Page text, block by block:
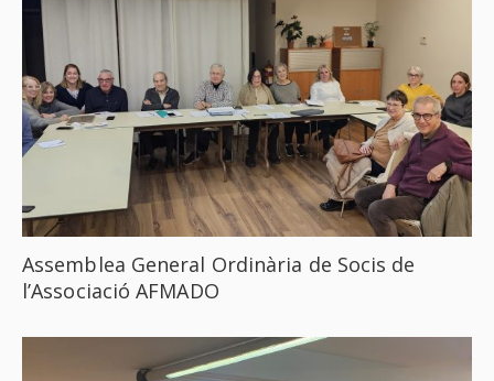
Assemblea General Ordinària de Socis de
l’Associació AFMADO